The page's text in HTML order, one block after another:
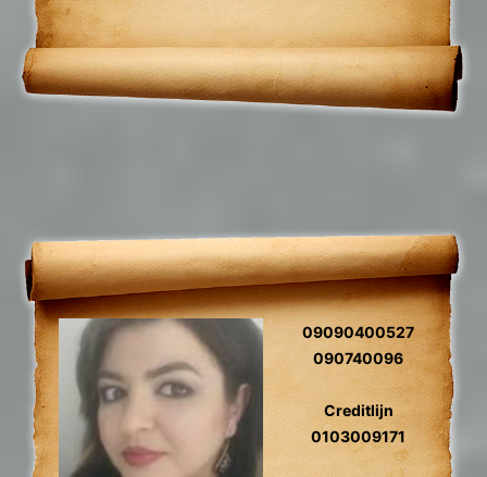
fotoreading, zielsliefde, tweelingzielen,
toekomst voorspelling, relatie herstel,
gidscontact.
09090400527
090740096
Creditlijn
0103009171